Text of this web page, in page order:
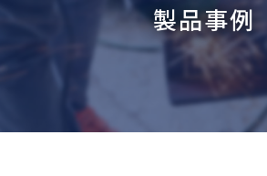
製品事例